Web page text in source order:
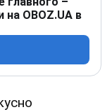
OBOZ.UA в